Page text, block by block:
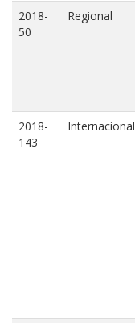
2018-
50
Regional
2018-
143
Internacional